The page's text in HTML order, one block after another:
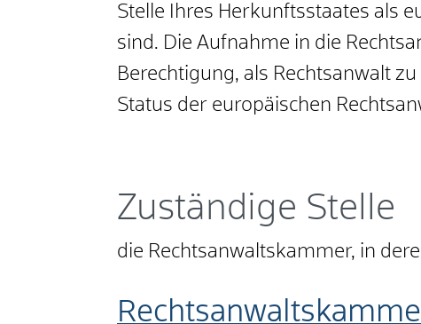
Stelle Ihres Herkunftsstaates als
sind. Die Aufnahme in die
Berechtigung, als Rechtsanwalt
Status der europäischen
Zuständige Stelle
die Rechtsanwaltskammer, in